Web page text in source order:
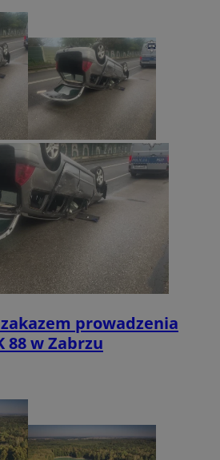
prowadzenia
88 w Zabrzu